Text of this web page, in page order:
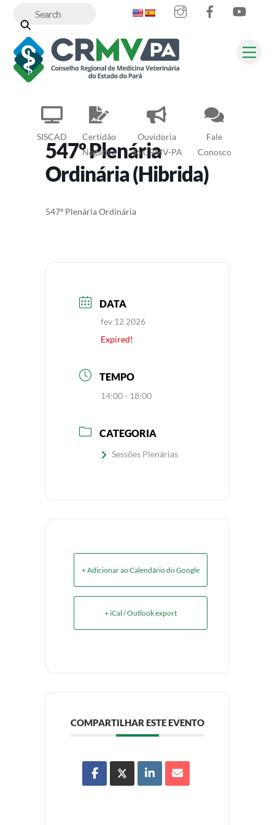
content
SISCAD
Certidão
Negativa
Ouvidoria
do CRMV-PA
Fale
Conosco
InstagramFacebook
547º Plenária
Ordinária (Hibrida)
547º Plenária Ordinária
DATA
fev 12 2026
Expired!
TEMPO
14:00 - 18:00
CATEGORIA
Sessões Plenárias
+ Adicionar ao Calendário do Google
+ iCal / Outlook export
COMPARTILHAR ESTE EVENTO